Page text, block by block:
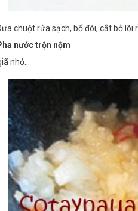
chuột rửa sạch, bổ đôi, cắt bỏ lõi
nước trộn nộm
nhỏ...